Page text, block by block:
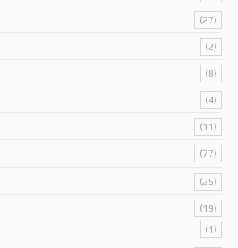
(27)
(2)
(8)
(4)
(11)
(77)
(25)
(19)
(1)